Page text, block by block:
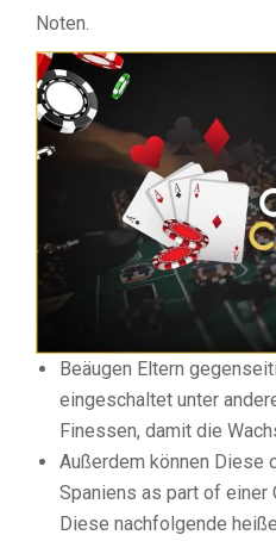
Noten.
Beäugen Eltern
eingeschaltet unter
Finessen, damit die
Außerdem können Diese
Spaniens as part of einer
Diese nachfolgende